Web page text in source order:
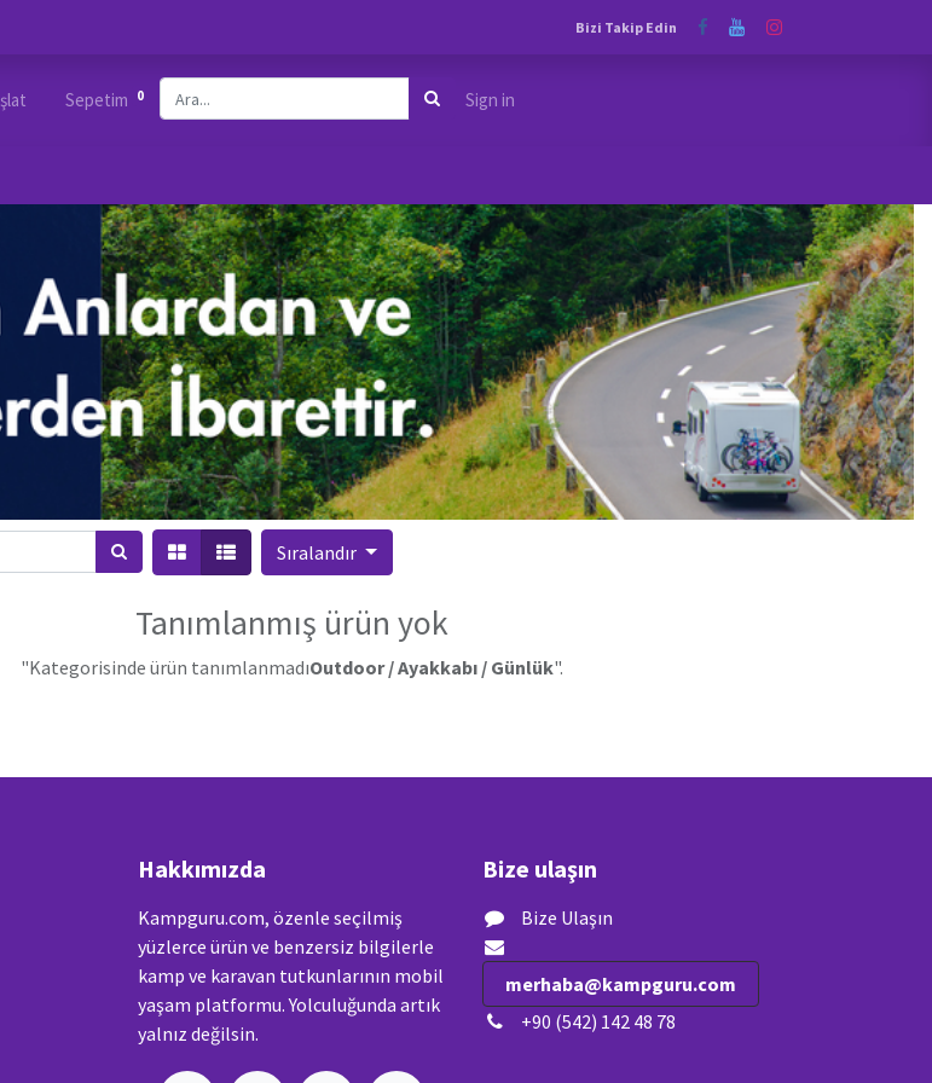
Bizi Takip Edin
Sepetim 0 Sign in
Sıralandır
Tanımlanmış ürün yok
"Kategorisinde ürün tanımlanmadıOutdoor / Ayakkabı / Günlük".
Hakkımızda
Kampguru.com, özenle seçilmiş
yüzlerce ürün ve benzersiz bilgilerle
kamp ve karavan tutkunlarının mobil
yaşam platformu. Yolculuğunda artık
yalnız değilsin.
Bize ulaşın
Bize Ulaşın
merhaba@kampguru.com
+90 (542) 142 48 78